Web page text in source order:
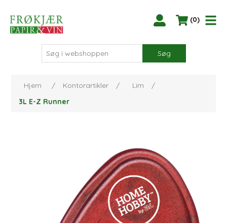
(0)
Søg
Hjem / Kontorartikler / Lim
/
3L E-Z Runner